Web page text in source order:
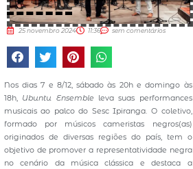
25 novembro 2024 11:36 sem comentários
Nos dias 7 e 8/12, sábado às 20h e domingo às
18h, Ubuntu Ensemble leva suas performances
musicais ao palco do Sesc Ipiranga. O coletivo,
formado por músicos cameristas negros(as)
originados de diversas regiões do país, tem o
objetivo de promover a representatividade negra
no cenário da música clássica e destaca a